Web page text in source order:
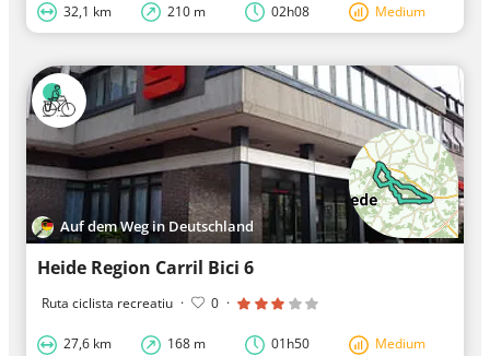
32,1 km 210 m 02h08 Medium
Auf dem Weg in Deutschland
Heide Region Carril Bici 6
Ruta ciclista recreatiu · 0 ·
27,6 km 168 m 01h50 Medium